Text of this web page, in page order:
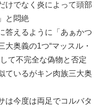
けでなく炎によって頭部
と悶絶
答えるように「あぁかつ
奥義の1つ“マッスル・
て不完全な偽物と否定
ているがキン肉族三大奥
は今度は両足でコルバタ